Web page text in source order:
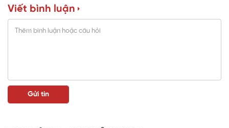
Viết bình luận